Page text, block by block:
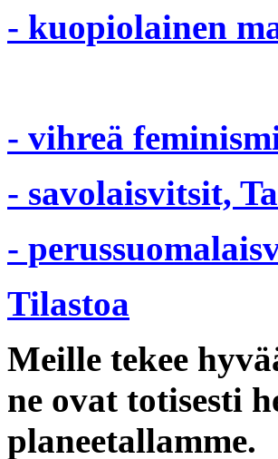
- kuopiolainen
- vihreä
- savolaisvitsit,
-
Tilastoa
Meille tekee
ne ovat totisesti
planeetallamme.